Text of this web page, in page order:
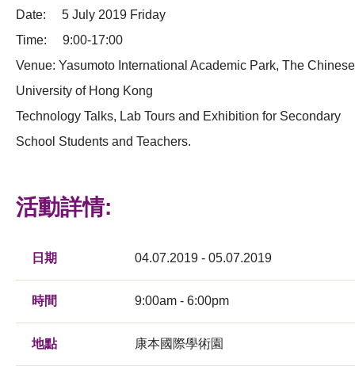
Date: 5 July 2019 Friday
Time: 9:00-17:00
Venue: Yasumoto International Academic Park, The Chinese
University of Hong Kong
Technology Talks, Lab Tours and Exhibition for Secondary
School Students and Teachers.
活動詳情:
日期 04.07.2019 - 05.07.2019
時間 9:00am - 6:00pm
地點 康本國際學術園